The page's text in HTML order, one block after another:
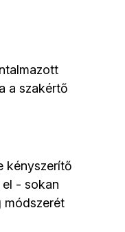
a szakértő
kényszerítő
- sokan
módszerét